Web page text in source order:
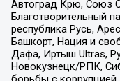
Автоград Крю, Союз
Благотворительный
республика Русь,
Башкорт, Нация и
Дафа, Иртыш Ultras,
Новокузнецк/РПК,